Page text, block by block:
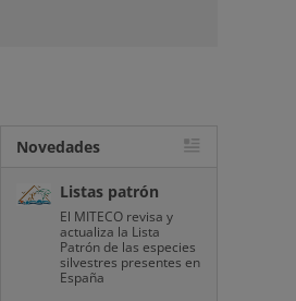
Novedades
Listas patrón
El MITECO revisa y
actualiza la Lista
Patrón de las especies
silvestres presentes en
España